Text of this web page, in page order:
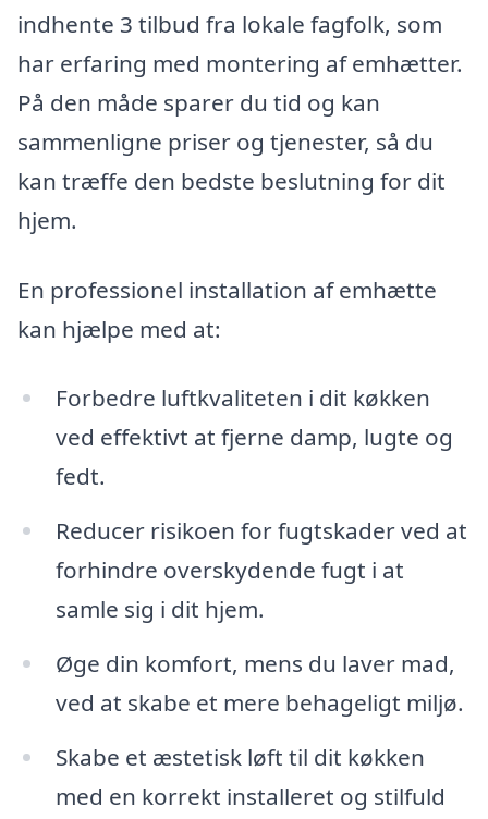
indhente 3 tilbud fra lokale fagfolk, som
har erfaring med montering af emhætter.
På den måde sparer du tid og kan
sammenligne priser og tjenester, så du
kan træffe den bedste beslutning for dit
hjem.
En professionel installation af emhætte
kan hjælpe med at:
Forbedre luftkvaliteten i dit køkken
ved effektivt at fjerne damp, lugte og
fedt.
Reducer risikoen for fugtskader ved at
forhindre overskydende fugt i at
samle sig i dit hjem.
Øge din komfort, mens du laver mad,
ved at skabe et mere behageligt miljø.
Skabe et æstetisk løft til dit køkken
med en korrekt installeret og stilfuld